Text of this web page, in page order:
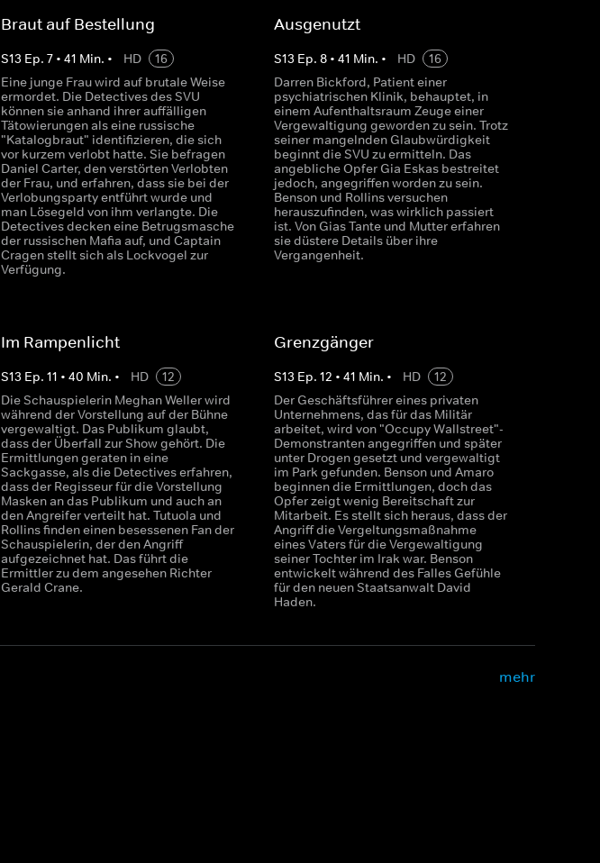
Braut auf Bestellung
S13 Ep. 7• 41 Min. • HD
16
Eine junge Frau wird auf brutale Weise
ermordet. Die Detectives des SVU
können sie anhand ihrer auffälligen
Tätowierungen als eine russische
"Katalogbraut" identifizieren, die sich
vor kurzem verlobt hatte. Sie befragen
Daniel Carter, den verstörten Verlobten
der Frau, und erfahren, dass sie bei der
Verlobungsparty entführt wurde und
man Lösegeld von ihm verlangte. Die
Detectives decken eine Betrugsmasche
der russischen Mafia auf, und Captain
Cragen stellt sich als Lockvogel zur
Verfügung.
Ausgenutzt
S13 Ep. 8• 41 Min. • HD
16
Darren Bickford, Patient einer
psychiatrischen Klinik, behauptet, in
einem Aufenthaltsraum Zeuge einer
Vergewaltigung geworden zu sein. Trotz
seiner mangelnden Glaubwürdigkeit
beginnt die SVU zu ermitteln. Das
angebliche Opfer Gia Eskas bestreitet
jedoch, angegriffen worden zu sein.
Benson und Rollins versuchen
herauszufinden, was wirklich passiert
ist. Von Gias Tante und Mutter erfahren
sie düstere Details über ihre
Vergangenheit.
Im Rampenlicht
S13 Ep. 11 • 40 Min. • HD
12
Die Schauspielerin Meghan Weller wird
während der Vorstellung auf der Bühne
vergewaltigt. Das Publikum glaubt,
dass der Überfall zur Show gehört. Die
Ermittlungen geraten in eine
Sackgasse, als die Detectives erfahren,
dass der Regisseur für die Vorstellung
Masken an das Publikum und auch an
den Angreifer verteilt hat. Tutuola und
Rollins finden einen besessenen Fan der
Schauspielerin, der den Angriff
aufgezeichnet hat. Das führt die
Ermittler zu dem angesehen Richter
Gerald Crane.
Grenzgänger
S13 Ep. 12 • 41 Min. • HD
12
Der Geschäftsführer eines privaten
Unternehmens, das für das Militär
arbeitet, wird von "Occupy Wallstreet"-
Demonstranten angegriffen und später
unter Drogen gesetzt und vergewaltigt
im Park gefunden. Benson und Amaro
beginnen die Ermittlungen, doch das
Opfer zeigt wenig Bereitschaft zur
Mitarbeit. Es stellt sich heraus, dass der
Angriff die Vergeltungsmaßnahme
eines Vaters für die Vergewaltigung
seiner Tochter im Irak war. Benson
entwickelt während des Falles Gefühle
für den neuen Staatsanwalt David
Haden.
mehr